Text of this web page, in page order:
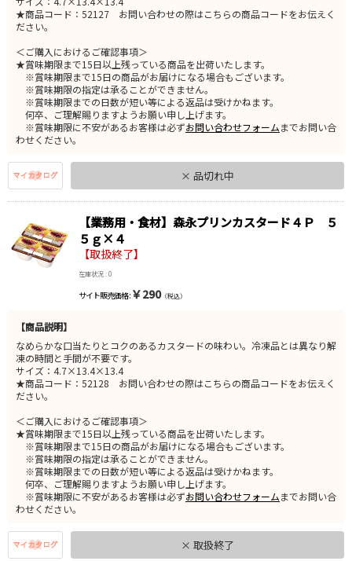
★商品コード：52127 お問い合わせの際はこちらの商品コードをお伝えく
ださい。
＜ご購入におけるご確認事項＞
★賞味期限まで15日以上残っている商品を出荷いたします。
※賞味期限まで15日の商品がお届けになる場合もございます。
※賞味期限の指定は承ることができません。
※賞味期限までの日数が短い等による返品は受けかねます。
何卒、ご理解賜りますようお願い申し上げます。
※賞味期限に不安があるお客様は必ずお問い合わせフォームまでお問い合
わせください。
× 品切れ中
【業務用・食材】森永プリンカスタード４Ｐ ５
５ｇ×４
【取扱終了】
在庫状況 : 0
サイト販売価格 : ￥290（税込）
【商品説明】
なめらかな口当たりとコクのあるカスタードの味わい。冷凍品とは異なり解
凍の時間と手間が不要です。
サイズ：4.7×13.4×13.4
★商品コード：52128 お問い合わせの際はこちらの商品コードをお伝えく
ださい。
＜ご購入におけるご確認事項＞
★賞味期限まで15日以上残っている商品を出荷いたします。
※賞味期限まで15日の商品がお届けになる場合もございます。
※賞味期限の指定は承ることができません。
※賞味期限までの日数が短い等による返品は受けかねます。
何卒、ご理解賜りますようお願い申し上げます。
※賞味期限に不安があるお客様は必ずお問い合わせフォームまでお問い合
わせください。
× 取扱終了